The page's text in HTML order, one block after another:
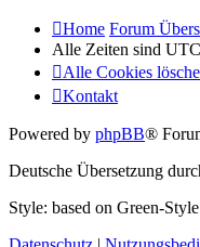
Home Forum
Alle Zeiten sind
Alle Cookies
Kontakt
Powered by phpBB®
Deutsche Übersetzung
Style: based on Green-